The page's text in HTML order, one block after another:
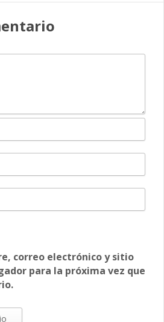
correo electrónico y sitio
para la próxima vez que